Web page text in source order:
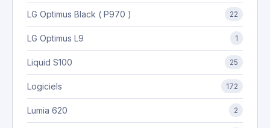
LG Optimus Black ( P970 ) 22
LG Optimus L9 1
Liquid S100 25
Logiciels 172
Lumia 620 2